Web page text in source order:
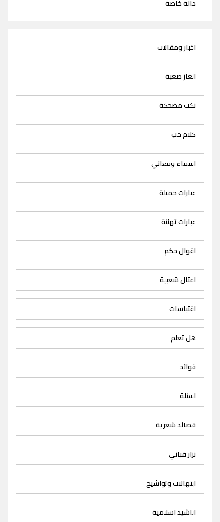
حالة خاصة
اخبار ومقالات
الغاز صعبة
نكت مضحكة
كلام حب
اسماء ومعاني
عبارات جميلة
عبارات تهنئة
اقوال حكم
امثال شعبية
اقتباسات
هل تعلم
فوائد
اسئلة
قصائد شعرية
نزار قباني
ابتهالات وتواشيح
اناشيد اسلامية